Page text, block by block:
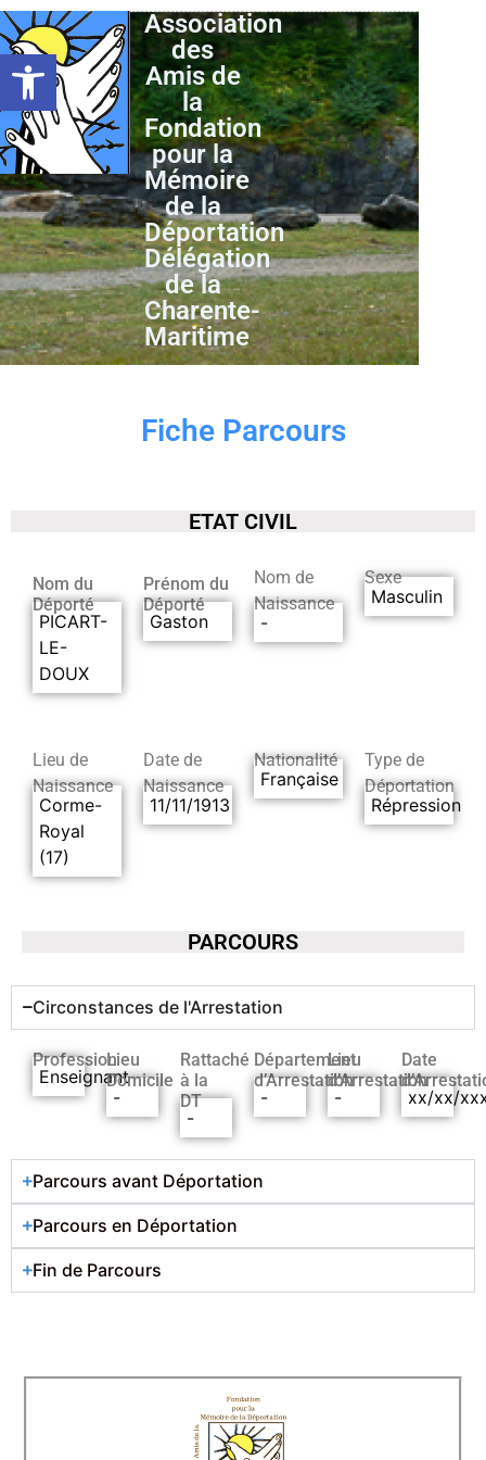
Ouvrir la barre d’outils
Association
des
Amis de
la
Fondation
pour la
Mémoire
de la
Déportation
Délégation
de la
Charente-
Maritime
Fiche Parcours
ETAT CIVIL
Nom du
Déporté
PICART-
LE-
DOUX
Prénom du
Déporté
Gaston
Nom de
Naissance
-
Sexe
Masculin
Lieu de
Naissance
Corme-
Royal
(17)
Date de
Naissance
11/11/1913
Nationalité
Française
Type de
Déportation
Répression
PARCOURS
Circonstances de l'Arrestation
Profession
Enseignant
Lieu
Domicile
-
Rattaché
à la
DT
-
Département
d’Arrestation
-
Lieu
d’Arrestation
-
Date
xx/xx/
Parcours avant Déportation
Parcours en Déportation
Fin de Parcours